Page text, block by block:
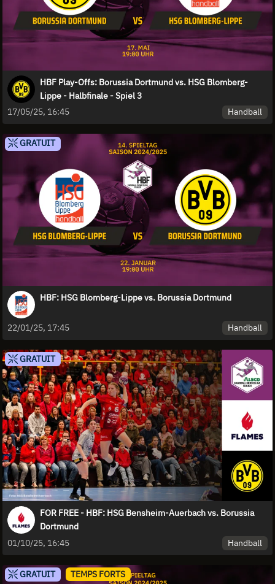
HBF Play-Offs: Borussia Dortmund vs. HSG Blomberg-
Lippe - Halbfinale - Spiel 3
17/05/25, 16:45
Handball
GRATUIT
HBF: HSG Blomberg-Lippe vs. Borussia Dortmund
22/01/25, 17:45 Handball
GRATUIT
FOR FREE - HBF: HSG Bensheim-Auerbach vs. Borussia
Dortmund
01/10/25, 16:45
Handball
GRATUIT TEMPS FORTS